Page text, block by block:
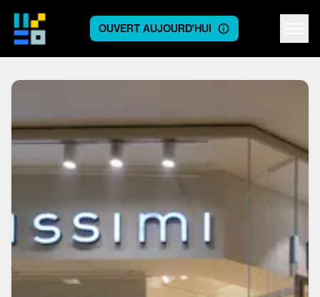
Centre logo
OUVERT AUJOURD'HUI